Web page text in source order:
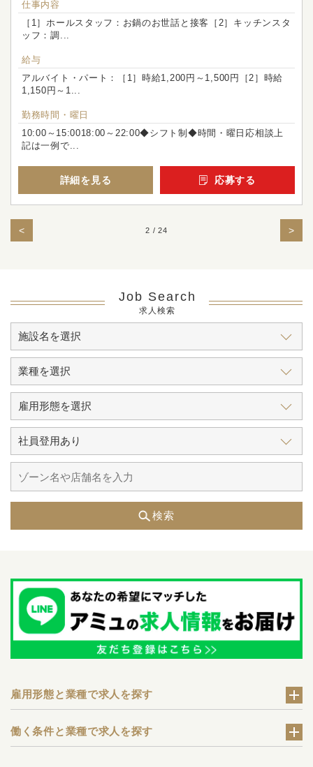
仕事内容
［1］ホールスタッフ：お鍋のお世話と接客［2］キッチンスタ
ッフ：調...
給与
アルバイト・パート：［1］時給1,200円～1,500円［2］時給
1,150円～1...
勤務時間・曜日
10:00～15:0018:00～22:00◆シフト制◆時間・曜日応相談上
記は一例で...
詳細を見る 応募する
< 2 / 24 >
Job Search
求人検索
検索
雇用形態と業種で求人を探す
働く条件と業種で求人を探す